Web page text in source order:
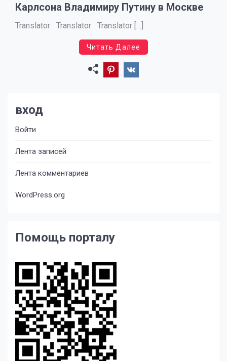
Карлсона Владимиру Путину в Москве
Translator Translator Translator […]
Читать Далее
вход
Войти
Лента записей
Лента комментариев
WordPress.org
Помощь порталу